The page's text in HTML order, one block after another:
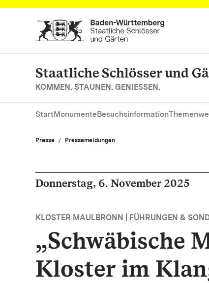
Zum Hauptinhalt springen
Staatliche Schlösser und
KOMMEN. STAUNEN. GENIESSEN.
StartMonumenteBesuchsinformation
Presse Pressemeldungen
Donnerstag, 6. November 2025
KLOSTER MAULBRONN | FÜHRUNGEN &
„Schwäbische
Kloster im